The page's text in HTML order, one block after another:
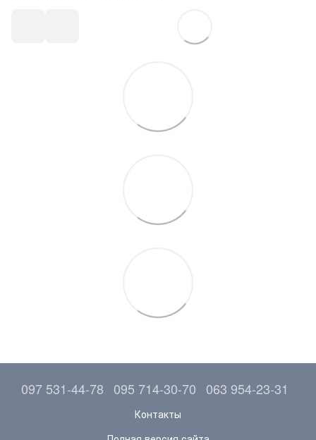
097 531-44-78 095 714-30-70 063 954-23-31
Контакты